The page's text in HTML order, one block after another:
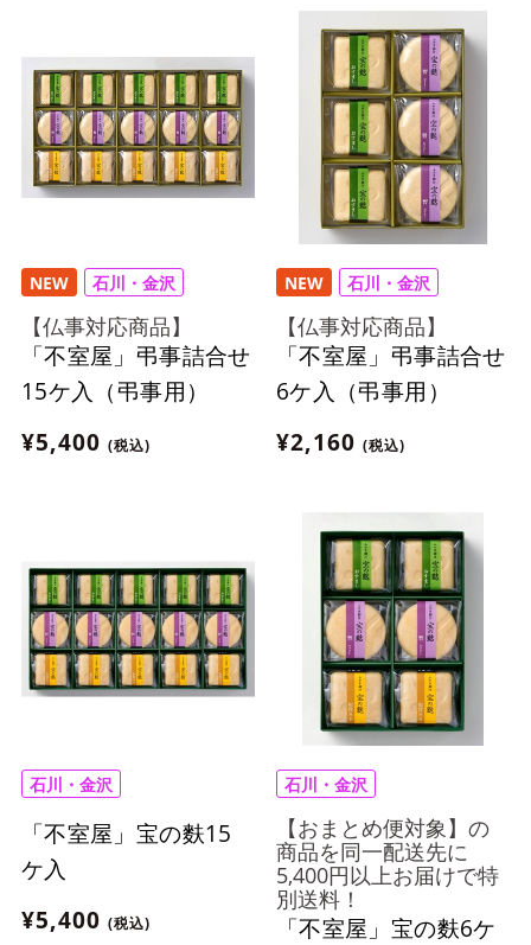
NEW 石川・金沢
【仏事対応商品】
「不室屋」弔事詰合せ
15ケ入（弔事用）
¥5,400 (税込)
NEW 石川・金沢
【仏事対応商品】
「不室屋」弔事詰合せ
6ケ入（弔事用）
¥2,160 (税込)
石川・金沢
「不室屋」宝の麩15
ケ入
¥5,400 (税込)
石川・金沢
【おまとめ便対象】の
商品を同一配送先に
5,400円以上お届けで特
別送料！
「不室屋」宝の麩6ケ